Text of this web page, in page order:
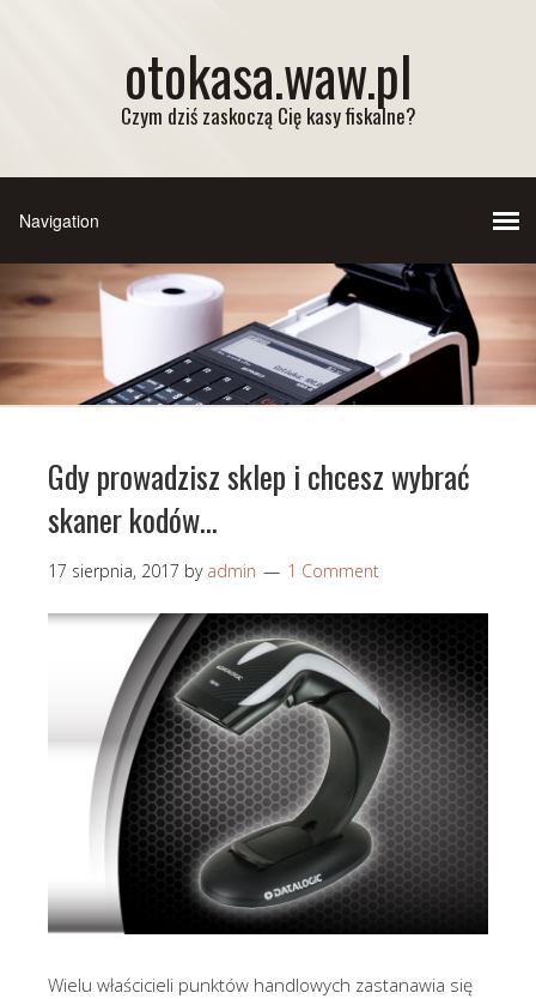
otokasa.waw.pl
Czym dziś zaskoczą Cię kasy fiskalne?
Gdy prowadzisz sklep i chcesz wybrać
skaner kodów…
17 sierpnia, 2017 by admin 1 Comment
Wielu właścicieli punktów handlowych zastanawia się